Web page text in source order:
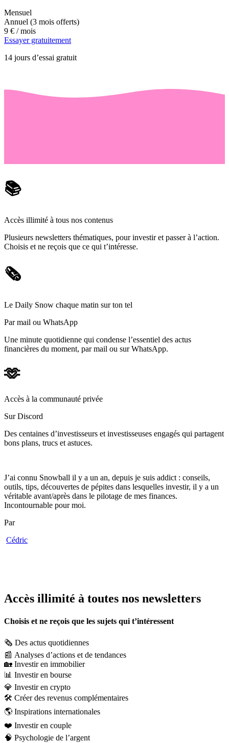
Mensuel
Annuel (3 mois offerts)
9 € / mois
Essayer gratuitement
14 jours d’essai gratuit
📚
Accès illimité à tous nos contenus
Plusieurs newsletters thématiques, pour investir et passer à l’action.
Choisis et ne reçois que ce qui t’intéresse.
🗞️
Le Daily Snow chaque matin sur ton tel
Par mail ou WhatsApp
Une minute quotidienne qui condense l’essentiel des actus
financières du moment, par mail ou sur WhatsApp.
🫶
Accès à la communauté privée
Sur Discord
Des centaines d’investisseurs et investisseuses engagés qui partagent
bons plans, trucs et astuces.
J’ai connu Snowball il y a un an, depuis je suis addict : conseils,
outils, tips, découvertes de pépites dans lesquelles investir, il y a un
véritable avant/après dans le pilotage de mes finances.
Incontournable pour moi.
Par
Cédric
Accès illimité à toutes nos newsletters
Choisis et ne reçois que les sujets qui t’intéressent
🗞️ Des actus quotidiennes
📰 Analyses d’actions et de tendances
🏡 Investir en immobilier
📊 Investir en bourse
💎 Investir en crypto
🛠️ Créer des revenus complémentaires
🌎 Inspirations internationales
❤️ Investir en couple
🧠 Psychologie de l’argent